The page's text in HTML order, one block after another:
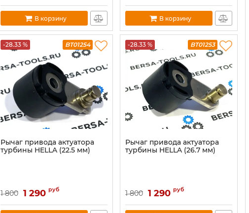
В корзину В корзину
-28.33 % BT01254
Рычаг привода актуатора
турбины HELLA (22.5 мм)
1 800 1 290 руб
-28.33 % BT01253
Рычаг привода актуатора
турбины HELLA (26.7 мм)
1 800 1 290 руб